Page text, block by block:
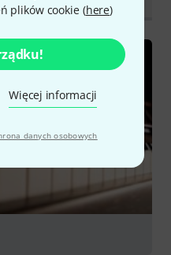
plików cookie (here)
Więcej informacji
danych osobowych